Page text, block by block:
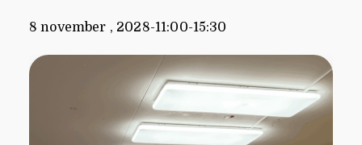
8 november , 2028-11:00-15:30